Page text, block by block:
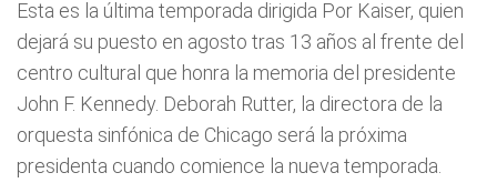
Esta es la última temporada dirigida Por Kaiser, quien
dejará su puesto en agosto tras 13 años al frente del
centro cultural que honra la memoria del presidente
John F. Kennedy. Deborah Rutter, la directora de la
orquesta sinfónica de Chicago será la próxima
presidenta cuando comience la nueva temporada.